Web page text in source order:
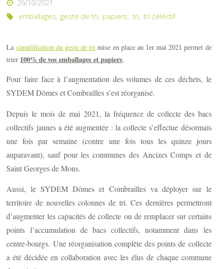
26/10/2021
emballages, geste de tri, papiers, tri, tri sélectif
La simplification du geste de tri mise en place au 1er mai 2021 permet de
trier 100% de vos emballages et papiers.
Pour faire face à l’augmentation des volumes de ces déchets, le
SYDEM Dômes et Combrailles s’est réorganisé.
Depuis le mois de mai 2021, la fréquence de collecte des bacs
collectifs jaunes a été augmentée : la collecte s’effectue désormais
une fois par semaine (contre une fois tous les quinze jours
auparavant), sauf pour les communes des Ancizes Comps et de
Saint Georges de Mons.
Aussi, le SYDEM Dômes et Combrailles va déployer sur le
territoire de nouvelles colonnes de tri. Ces dernières permettront
d’augmenter les capacités de collecte ou de remplacer sur certains
points l’accumulation de bacs collectifs, notamment dans les
centre-bourgs. Une réorganisation complète des points de collecte
a été décidée en collaboration avec les élus de chaque commune